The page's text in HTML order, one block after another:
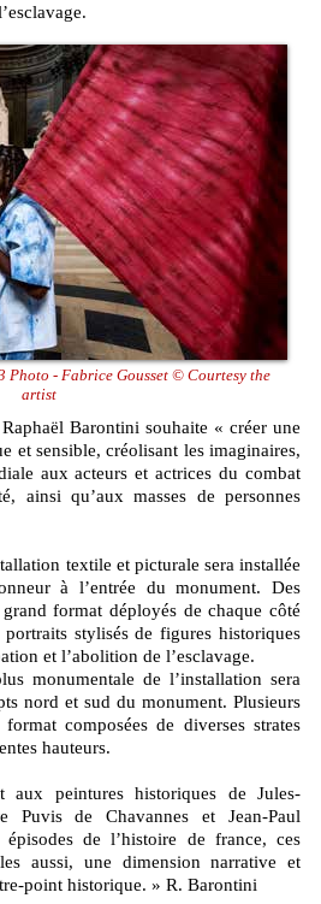
Photo - Fabrice Gousset © Courtesy the
artist
et sensible, créolisant les imaginaires,
aux acteurs et actrices du combat
ainsi qu’aux masses de personnes
textile et picturale sera installée
à l’entrée du monument. Des
format déployés de chaque côté
stylisés de figures historiques
et l’abolition de l’esclavage.
monumentale de l’installation sera
nord et sud du monument. Plusieurs
composées de diverses strates
hauteurs.
aux peintures historiques de Jules-
Puvis de Chavannes et Jean-Paul
épisodes de l’histoire de france, ces
aussi, une dimension narrative et
point historique. » R. Barontini